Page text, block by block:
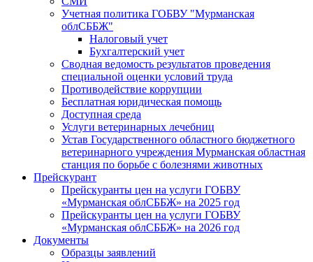
Учетная политика ГОБВУ "Мурманская
облСББЖ"
Налоговый учет
Бухгалтерский учет
Сводная ведомость результатов проведения
специальной оценки условий труда
Противодействие коррупции
Бесплатная юридическая помощь
Доступная среда
Услуги ветеринарных лечебниц
Устав Государственного областного бюджетного
ветеринарного учреждения Мурманская областная
станция по борьбе с болезнями животных
Прейскурант
Прейскуранты цен на услуги ГОБВУ
«Мурманская облСББЖ» на 2025 год
Прейскуранты цен на услуги ГОБВУ
«Мурманская облСББЖ» на 2026 год
Документы
Образцы заявлений